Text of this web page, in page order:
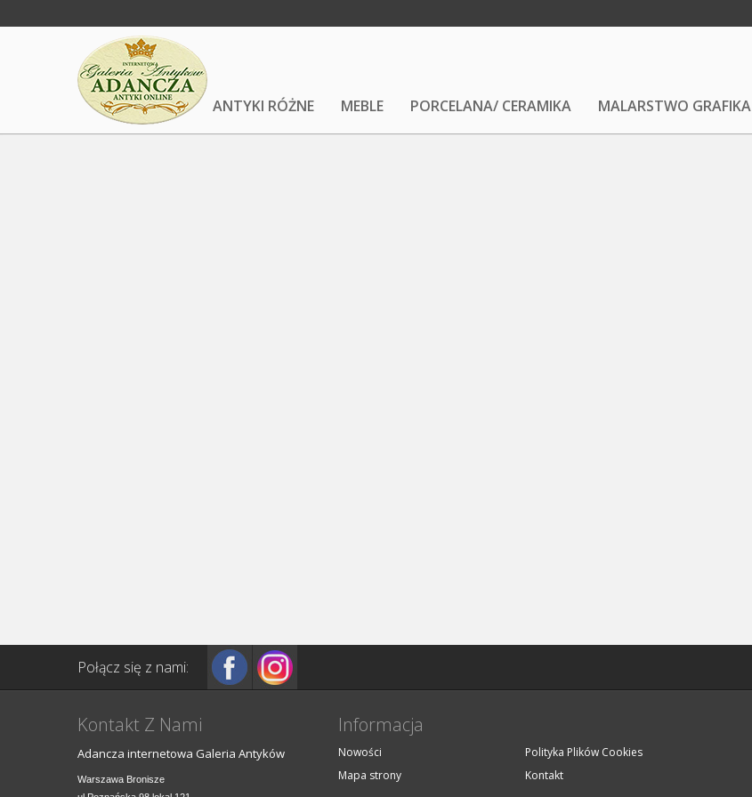
ANTYKI RÓŻNE MEBLE PORCELANA/ CERAMIKA MALARSTWO GRAFIKA
Połącz się z nami:
Kontakt Z Nami
Adancza internetowa Galeria Antyków
Warszawa Bronisze
Informacja
Nowości
Mapa strony
Polityka Plików Cookies
Kontakt